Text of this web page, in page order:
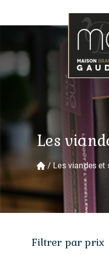
Les
/ Les viandes et
Filtrer par prix